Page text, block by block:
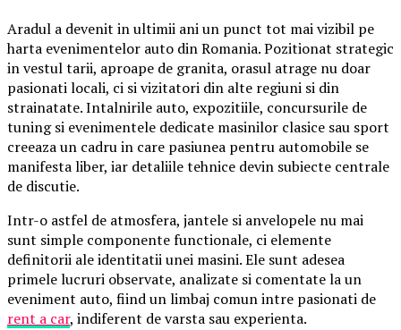
Aradul a devenit in ultimii ani un punct tot mai vizibil pe
harta evenimentelor auto din Romania. Pozitionat strategic
in vestul tarii, aproape de granita, orasul atrage nu doar
pasionati locali, ci si vizitatori din alte regiuni si din
strainatate. Intalnirile auto, expozitiile, concursurile de
tuning si evenimentele dedicate masinilor clasice sau sport
creeaza un cadru in care pasiunea pentru automobile se
manifesta liber, iar detaliile tehnice devin subiecte centrale
de discutie.
Intr-o astfel de atmosfera, jantele si anvelopele nu mai
sunt simple componente functionale, ci elemente
definitorii ale identitatii unei masini. Ele sunt adesea
primele lucruri observate, analizate si comentate la un
eveniment auto, fiind un limbaj comun intre pasionati de
rent a car, indiferent de varsta sau experienta.